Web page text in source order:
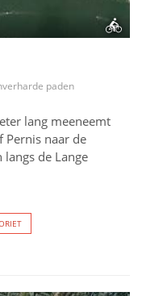
paden
lang meeneemt
Pernis naar de
langs de Lange